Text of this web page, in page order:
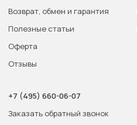
Возврат, обмен и гарантия
Полезные статьи
Оферта
Отзывы
+7 (495) 660-06-07
Заказать обратный звонок